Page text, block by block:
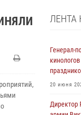
ЛЕНТА
Генерал-
20 июня
Директор